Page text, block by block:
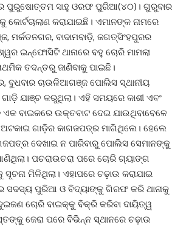
ପୁରୁଷୋତ୍ତମ ସାହୁ ଓରଫ ପୁରିଆ(୪୦)। ଗୁରୁବାର
କରାଯାଇଛି। ଏମାନଙ୍କ ନାମରେ
ମର୍କତନଗର, ବାଦାମବାଡ଼ି, ଜଗତ୍‌ସିଂହପୁରର
ଇନ୍‌ଫୋସିଟି ଥାନାରେ ବହୁ ଚୋରି ମାମଲା
ତଦନ୍ତରୁ ଜାଣିବାକୁ ପାଇଛି।
ବୁଧବାର ଚାଉଳିଆଗଞ୍ଜ ପୋଲିସ ସ୍ଥାନୀୟ
ଯାଞ୍ଚ କରୁଥିଲା। ଏହି ସମୟରେ କାଶୀ ଏବଂ
ବାଇକରେ ଉକ୍ତବାଟ ଦେଇ ଯାଉଥିବାବେଳେ
ଗାଡ଼ିର କାଗଜପତ୍ର ମାଗିଥିଲେ। ହେଲେ
ଦେଖାଇ ନ ପାରିବାରୁ ପୋଲିସ ସେମାନଙ୍କୁ
ପଚରାଉଚରା ପରେ ଚୋରି ଗ୍ୟାଙ୍ଗ
ମିଳିଥିଲା। ଏହାପରେ ଚଢ଼ାଉ କରାଯାଇ
ସଦସ୍ୟ ପୁରିଆ ଓ ବିଦ୍ୟାଙ୍କୁ ଗିରଫ କରି ଥାନାକୁ
ଚୋରି ବାଇକ୍‌କୁ ବିକ୍ରି କରିବା ଦାୟିତ୍ୱ
ଜେରା ପରେ ବିଭିନ୍ନ ସ୍ଥାନରେ ଚଢ଼ାଉ